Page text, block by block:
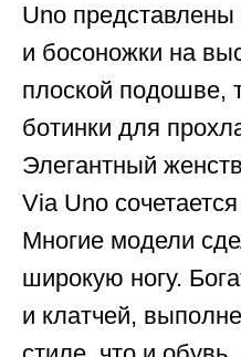
Uno
и босоножки на
плоской подошве,
ботинки для
Элегантный
Via Uno
Многие модели
широкую ногу.
и клатчей,